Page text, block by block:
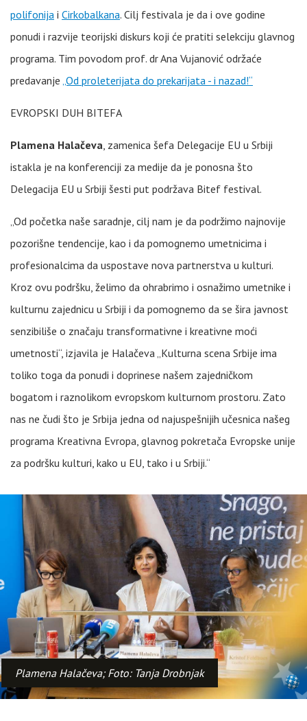
polifonija i Cirkobalkana. Cilj festivala je da i ove godine
ponudi i razvije teorijski diskurs koji će pratiti selekciju glavnog
programa. Tim povodom prof. dr Ana Vujanović održaće
predavanje „Od proleterijata do prekarijata - i nazad!“
EVROPSKI DUH BITEFA
Plamena Halačeva , zamenica šefa Delegacije EU u Srbiji
istakla je na konferenciji za medije da je ponosna što
Delegacija EU u Srbiji šesti put podržava Bitef festival.
„Od početka naše saradnje, cilj nam je da podržimo najnovije
pozorišne tendencije, kao i da pomognemo umetnicima i
profesionalcima da uspostave nova partnerstva u kulturi.
Kroz ovu podršku, želimo da ohrabrimo i osnažimo umetnike i
kulturnu zajednicu u Srbiji i da pomognemo da se šira javnost
senzibiliše o značaju transformativne i kreativne moći
umetnosti“, izjavila je Halačeva „Kulturna scena Srbije ima
toliko toga da ponudi i doprinese našem zajedničkom
bogatom i raznolikom evropskom kulturnom prostoru. Zato
nas ne čudi što je Srbija jedna od najuspešnijih učesnica našeg
programa Kreativna Evropa, glavnog pokretača Evropske unije
za podršku kulturi, kako u EU, tako i u Srbiji.“
Plamena Halačeva; Foto: Tanja Drobnjak